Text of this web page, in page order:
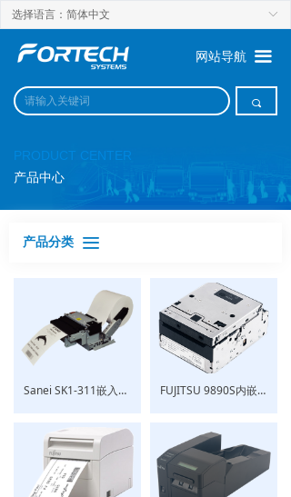
끠
끀
网站导航
ꀅ
选择语言：简体中文
PRODUCT CENTER
产品中心
Sanei SK1-311嵌入式高速热敏打印机 FUJITSU 9890S内嵌式打印机 -登机牌 & 行李牌打印机
끀
产品分类